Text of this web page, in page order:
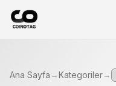
Ana Sayfa →Kategoriler→